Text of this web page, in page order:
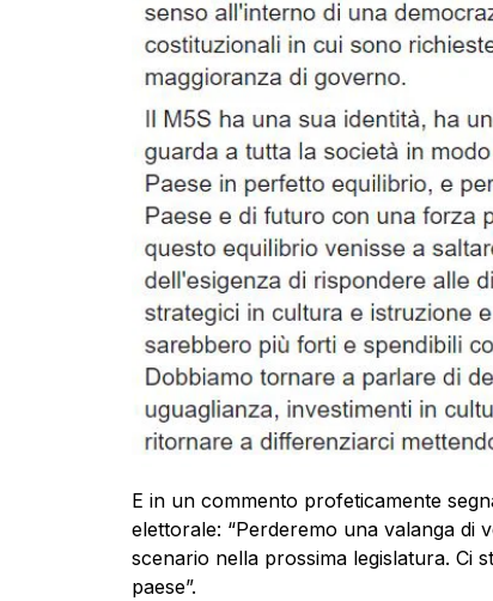
E in un commento profeticamente
elettorale: “Perderemo una valanga di
scenario nella prossima legislatura. Ci
paese”.